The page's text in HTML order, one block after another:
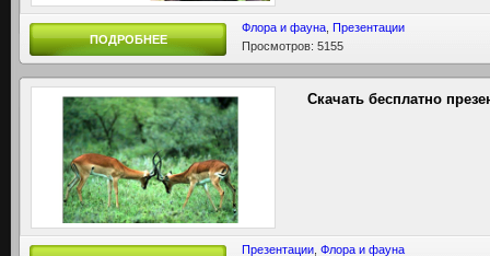
ПОДРОБНЕЕ
Флора и фауна Презентации
Просмотров: 5155
Скачать бесплатно
Презентации Флора и фауна